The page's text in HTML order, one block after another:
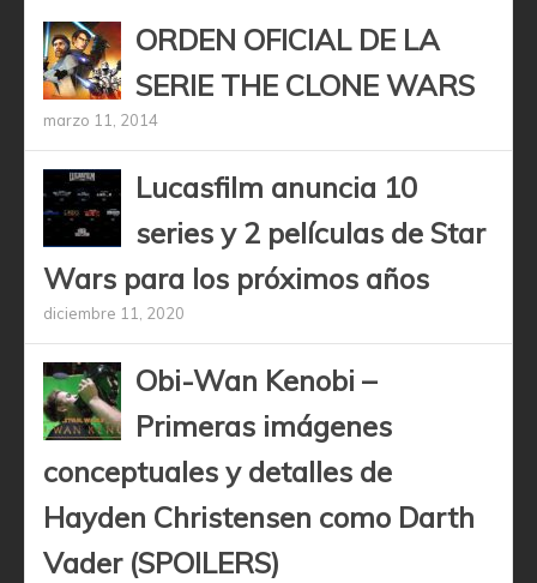
ORDEN OFICIAL DE LA
SERIE THE CLONE WARS
marzo 11, 2014
Lucasfilm anuncia 10
series y 2 películas de Star
Wars para los próximos años
diciembre 11, 2020
Obi-Wan Kenobi –
Primeras imágenes
conceptuales y detalles de
Hayden Christensen como Darth
Vader (SPOILERS)